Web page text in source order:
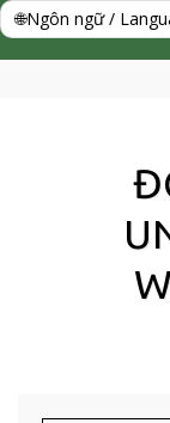
🌐Ngôn ngữ /